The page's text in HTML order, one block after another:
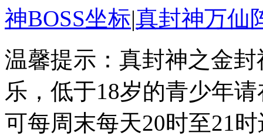
神BOSS坐标|真封神万仙
温馨提示：真封神之金
乐，低于18岁的青少年
可每周末每天20时至21